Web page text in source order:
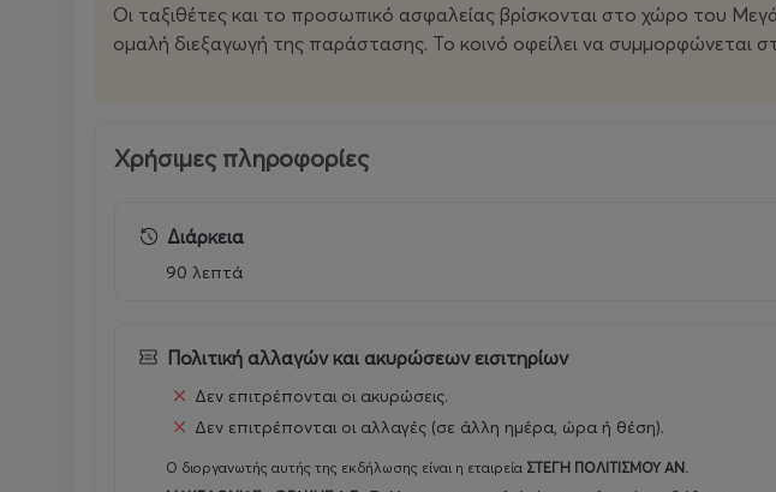
Οι ταξιθέτες και το προσωπικό ασφαλείας βρίσκονται στο χώρο του
ομαλή διεξαγωγή της παράστασης. Το κοινό οφείλει να συμμορφώνεται
Χρήσιμες πληροφορίες
Διάρκεια
90 λεπτά
Πολιτική αλλαγών και ακυρώσεων εισιτηρίων
Δεν επιτρέπονται οι ακυρώσεις.
Δεν επιτρέπονται οι αλλαγές (σε άλλη ημέρα, ώρα ή θέση).
Ο διοργανωτής αυτής της εκδήλωσης είναι η εταιρεία ΣΤΕΓΗ ΠΟΛΙΤΙΣΜΟΥ ΑΝ.